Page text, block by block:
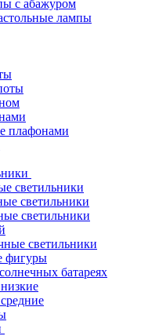
с абажуром
лампы
плафонами
светильники
светильники
светильники
светильники
фигуры
батареях